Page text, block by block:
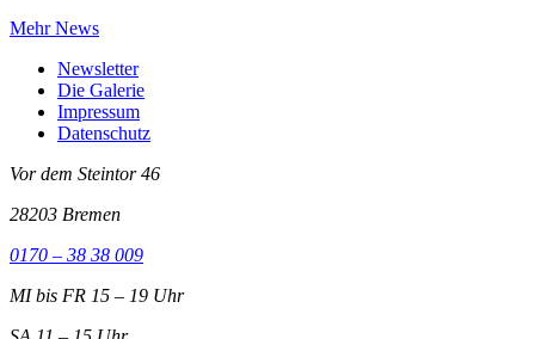
Mehr News
Newsletter
Die Galerie
Impressum
Datenschutz
Vor dem Steintor 46
28203 Bremen
0170 – 38 38 009
MI bis FR 15 – 19 Uhr